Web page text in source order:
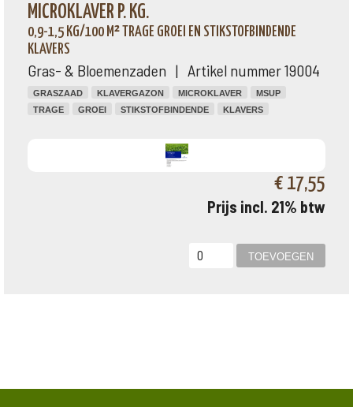
MICROKLAVER P. KG.
0,9-1,5 KG/100 M² TRAGE GROEI EN STIKSTOFBINDENDE
KLAVERS
Gras- & Bloemenzaden | Artikel nummer 19004
GRASZAAD KLAVERGAZON MICROKLAVER
MSUP
TRAGE
GROEI STIKSTOFBINDENDE KLAVERS
€ 17,55
Prijs incl. 21% btw